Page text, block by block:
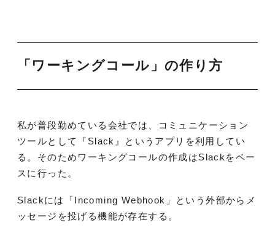
「ワーキングコール」の作り方
私が普段勤めている会社では、コミュニケーション
ツールとして『Slack』というアプリを利用してい
る。そのためワーキングコールの作成はSlackをベー
スに行った。
Slackには「Incoming Webhook」という外部からメ
ッセージを投げる機能が存在する。